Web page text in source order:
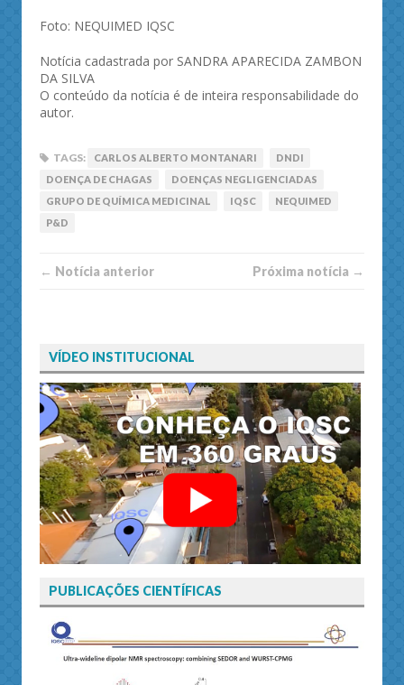
Foto: NEQUIMED IQSC
Notícia cadastrada por SANDRA APARECIDA ZAMBON
DA SILVA
O conteúdo da notícia é de inteira responsabilidade do
autor.
TAGS: CARLOS ALBERTO MONTANARI
DNDI
DOENÇA DE CHAGAS
DOENÇAS NEGLIGENCIADAS
GRUPO DE QUÍMICA MEDICINAL
IQSC
NEQUIMED
P&D
← Notí­cia anterior Próxima notí­­cia →
VÍDEO INSTITUCIONAL
PUBLICAÇÕES CIENTÍFICAS